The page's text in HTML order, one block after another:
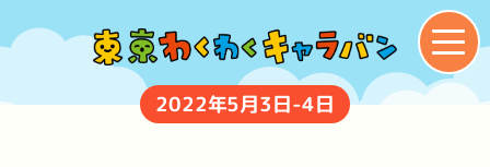
2022年5月3日-4日